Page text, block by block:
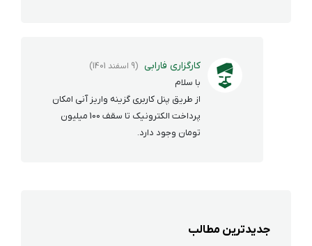
کارگزاری فارابی (9 اسفند 1401)
با سلام
از طریق پنل کاربری گزینه واریز آنی امکان
پرداخت الکترونیک تا سقف 100 میلیون
تومان وجود دارد.
جدیدترین مطالب